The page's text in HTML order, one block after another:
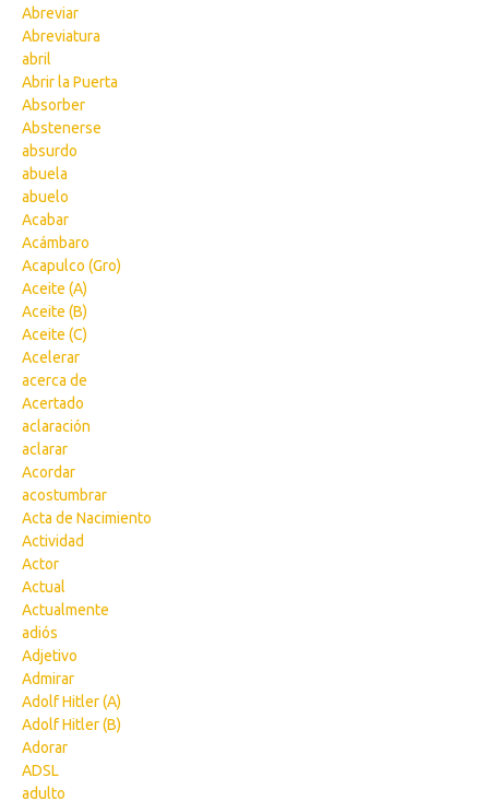
Abreviar
Abreviatura
abril
Abrir la Puerta
Absorber
Abstenerse
absurdo
abuela
abuelo
Acabar
Acámbaro
Acapulco (Gro)
Aceite (A)
Aceite (B)
Aceite (C)
Acelerar
acerca de
Acertado
aclaración
aclarar
Acordar
acostumbrar
Acta de Nacimiento
Actividad
Actor
Actual
Actualmente
adiós
Adjetivo
Admirar
Adolf Hitler (A)
Adolf Hitler (B)
Adorar
ADSL
adulto